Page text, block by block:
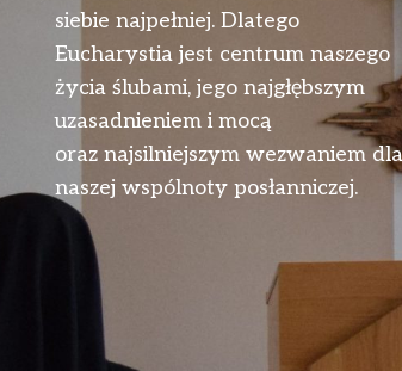
siebie naj­pełniej. Dlatego
Eucharystia jest centrum na­szego
życia ślubami, jego najgłębszym
uzasa­dnieniem i mocą
oraz najsilniejszym wezwa­niem dla
naszej wspólnoty posłanniczej.